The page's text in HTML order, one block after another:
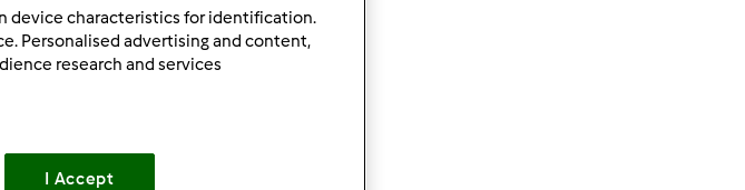
device characteristics for identification.
Personalised advertising and content,
research and services
I Accept